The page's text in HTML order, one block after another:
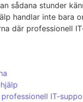
sådana stunder
handlar inte
där professionell
IT-